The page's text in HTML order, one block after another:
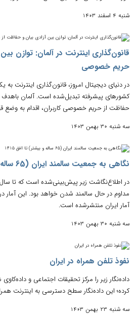
شنبه 4 اسفند 1403
قانون‌گذاری اینترنت در آلمان: توازن
حریم خصوصی
در دنیای دیجیتال امروز، قانون‌گذاری اینترنت
کشورهای پیشرفته تبدیل‌شده است. آلمان باهدف
حفاظت از حریم خصوصی کاربران، اقدام به وضع
سه شنبه 30 بهمن 1403
نگاهی به جمعیت سالمند ایران (65 ساله و بیشتر) تا افق 1415
آمار ایران منتشرشده است.
سه شنبه 30 بهمن 1403
نفوذ تلفن همراه در ایران
کرده؛ این داده‌نگار سطح دسترسی به اینترنت
سه شنبه 23 بهمن 1403